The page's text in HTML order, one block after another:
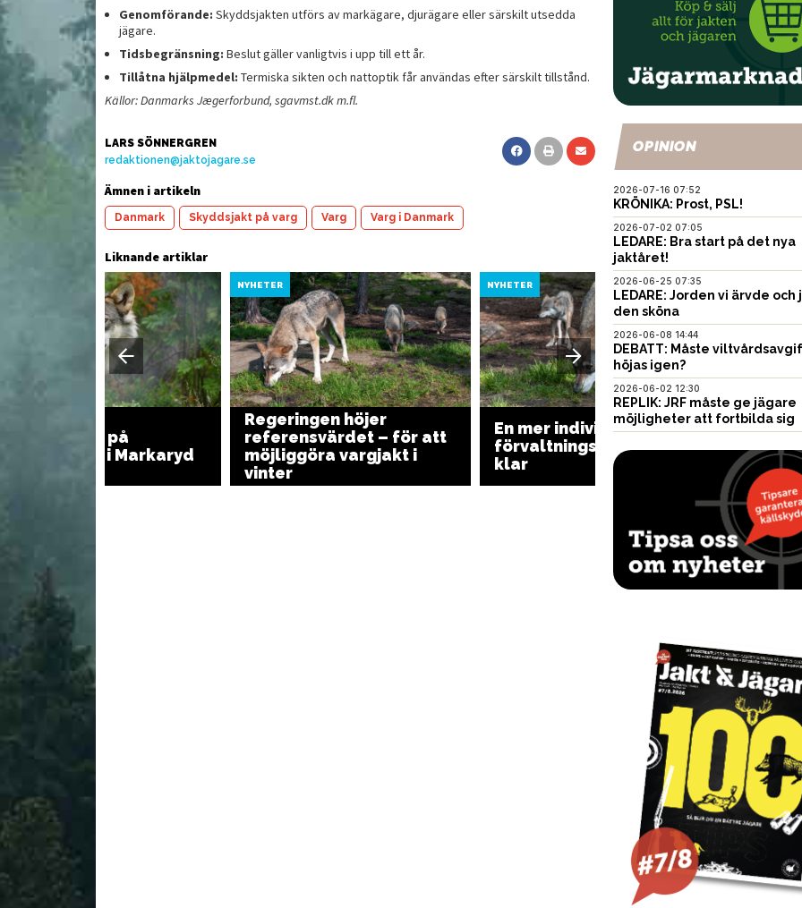
Genomförande: Skyddsjakten utförs av markägare, djurägare eller särskilt utsedda
jägare.
Tidsbegränsning: Beslut gäller vanligtvis i upp till ett år.
Tillåtna hjälpmedel: Termiska sikten och nattoptik får användas efter särskilt tillstånd.
Källor: Danmarks Jægerforbund, sgavmst.dk m.fl.
LARS SÖNNERGREN
redaktionen@jaktojagare.se
Ämnen i artikeln
Danmark Skyddsjakt på varg Varg Varg i Danmark
Liknande artiklar
på
och i Markaryd
NYHETER
Regeringen höjer
referensvärdet – för att
möjliggöra vargjakt i
vinter
NYHETER
En mer individbaserad
förvaltningsplan för varg
klar
varg i
OPINION
2026-07-16 07:52
KRÖNIKA: Prost, PSL!
2026-07-02 07:05
LEDARE: Bra start på det nya
jaktåret!
2026-06-25 07:35
LEDARE: Jorden vi ärvde och
den sköna
2026-06-08 14:44
DEBATT: Måste
höjas igen?
2026-06-02 12:30
REPLIK: JRF måste ge jägare
möjligheter att fortbilda sig